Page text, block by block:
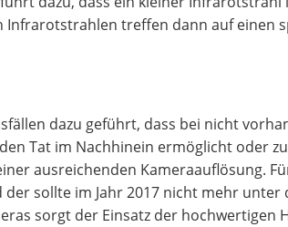
Infrarotstrahlen treffen dann auf einen
dazu geführt, dass bei nicht
Tat im Nachhinein ermöglicht oder
ausreichenden Kameraauflösung.
sollte im Jahr 2017 nicht mehr unter
sorgt der Einsatz der hochwertigen